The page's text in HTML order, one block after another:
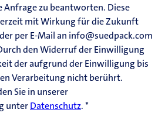
zu beantworten. Diese
mit Wirkung für die Zukunft
per E-Mail an info@suedpack.com
den Widerruf der Einwilligung
der aufgrund der Einwilligung bis
Verarbeitung nicht berührt.
Sie in unserer
unterDatenschutz.*